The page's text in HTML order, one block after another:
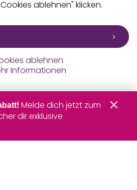
ablehnen" klicken.
ablehnen
Informationen
Melde dich jetzt zum
dir exklusive